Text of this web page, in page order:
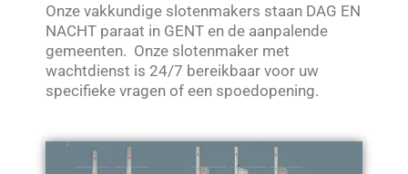
Onze vakkundige slotenmakers staan DAG EN
NACHT paraat in GENT en de aanpalende
gemeenten. Onze slotenmaker met
wachtdienst is 24/7 bereikbaar voor uw
specifieke vragen of een spoedopening.